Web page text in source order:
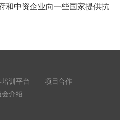
和中资企业向一些国家提供抗
培训平台
项目合作
会介绍